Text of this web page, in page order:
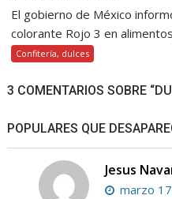
El gobierno de México
colorante Rojo 3 en
Confitería, dulces
3 COMENTARIOS SOBRE
POPULARES QUE
Jesus
marzo